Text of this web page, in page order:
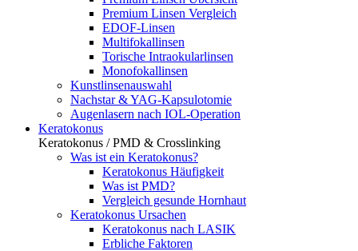
Premium Linsen Vergleich
EDOF-Linsen
Multifokallinsen
Torische Intraokularlinsen
Monofokallinsen
Kunstlinsenauswahl
Nachstar & YAG-Kapsulotomie
Augenlasern nach IOL-Operation
Keratokonus
Keratokonus / PMD & Crosslinking
Was ist ein Keratokonus?
Keratokonus Häufigkeit
Was ist PMD?
Vergleich gesunde Hornhaut
Keratokonus Ursachen
Keratokonus nach LASIK
Erbliche Faktoren